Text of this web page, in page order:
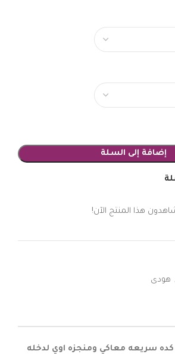
إضافة إلى السلة
هذا المنتج الآن!
, هودى
سريعه معاكي ومنجزه اوي لدخله